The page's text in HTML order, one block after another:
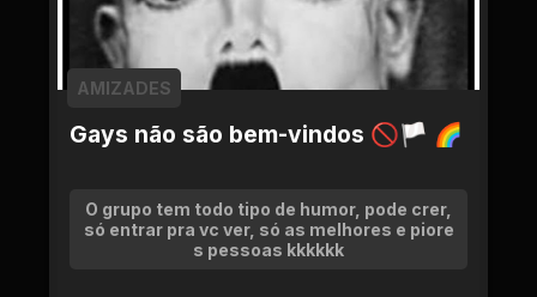
Gays não são bem-vindos 🚫🏳 🌈
AMIZADES
O grupo tem todo tipo de humor, pode crer,
só entrar pra vc ver, só as melhores e piore
s pessoas kkkkkk